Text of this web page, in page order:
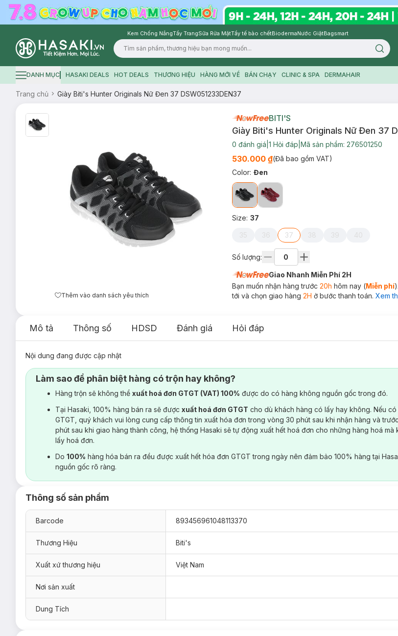
Kem Chống NắngTẩy TrangSữa Rửa MặtTẩy tế bào chếtBiodermaNước GiặtBagsmart
Logo
Hamburger icon
DANH MỤC HASAKI DEALS HOT DEALS THƯƠNG HIỆU HÀNG MỚI VỀ BÁN CHẠY CLINIC & SPA DERMAHAIR
Trang chủ Giày Biti's Hunter Originals Nữ Đen 37 DSW051233DEN37
Thêm vào danh sách yêu thích
BITI'S
Giày Biti's Hunter Originals Nữ Đen 37
0 đánh giá 1 Hỏi đáp Mã sản phẩm: 276501250
530.000 ₫(Đã bao gồm VAT)
Color: Đen
Size: 37
35 36 37 38 39 40
Số lượng:
Giao Nhanh Miễn Phí 2H
Bạn muốn nhận hàng trước 20h hôm nay (Miễn phí
tới và chọn giao hàng 2H ở bước thanh toán. Xem
Mô tả Thông số HDSD Đánh giá Hỏi đáp
Nội dung đang được cập nhật
Làm sao để phân biệt hàng có trộn hay không?
Hàng trộn sẽ không thể xuất hoá đơn GTGT (VAT) 100% được do có hàng không nguồn gốc trong đó.
Tại Hasaki, 100% hàng bán ra sẽ được xuất hoá đơn GTGT cho dù khách hàng có lấy hay không. Nếu
GTGT, quý khách vui lòng cung cấp thông tin xuất hóa đơn trong vòng 30 phút sau khi nhận hàng và
phút sau khi giao hàng thành công, hệ thống Hasaki sẽ tự động xuất hết hoá đơn cho những hàng hoá
lấy hoá đơn.
Do 100% hàng hóa bán ra đều được xuất hết hóa đơn GTGT trong ngày nên đảm bảo 100% hàng tại
nguồn gốc rõ ràng.
Thông số sản phẩm
Barcode 893456961048113370
Thương Hiệu Biti's
Xuất xứ thương hiệu Việt Nam
Nơi sản xuất
Dung Tích